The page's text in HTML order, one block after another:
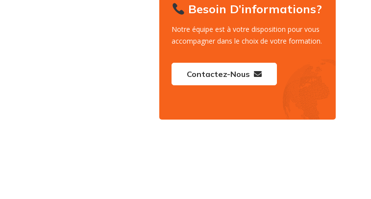
Besoin D’informations?
Notre équipe est à votre disposition pour vous
accompagner dans le choix de votre formation.
Contactez-Nous